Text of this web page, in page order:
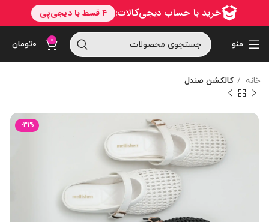
منو 0 ۰تومان
خانه کالکشن صندل
-31%